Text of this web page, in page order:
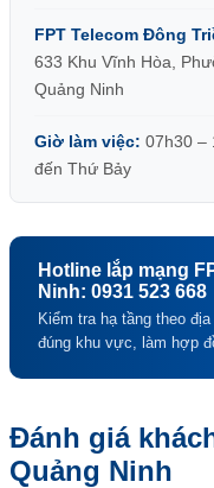
FPT Telecom Đông
633 Khu Vĩnh Hòa,
Quảng Ninh
Giờ làm việc: 07h30 –
đến Thứ Bảy
Hotline lắp mạng
Ninh: 0931 523 668
Kiểm tra hạ tầng theo
đúng khu vực, làm hợp
Đánh giá
Quảng Ninh